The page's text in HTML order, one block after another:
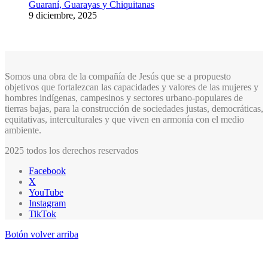
Guaraní, Guarayas y Chiquitanas
9 diciembre, 2025
Somos una obra de la compañía de Jesús que se a propuesto
objetivos que fortalezcan las capacidades y valores de las mujeres y
hombres indígenas, campesinos y sectores urbano-populares de
tierras bajas, para la construcción de sociedades justas, democráticas,
equitativas, interculturales y que viven en armonía con el medio
ambiente.
2025 todos los derechos reservados
Facebook
X
YouTube
Instagram
TikTok
Botón volver arriba